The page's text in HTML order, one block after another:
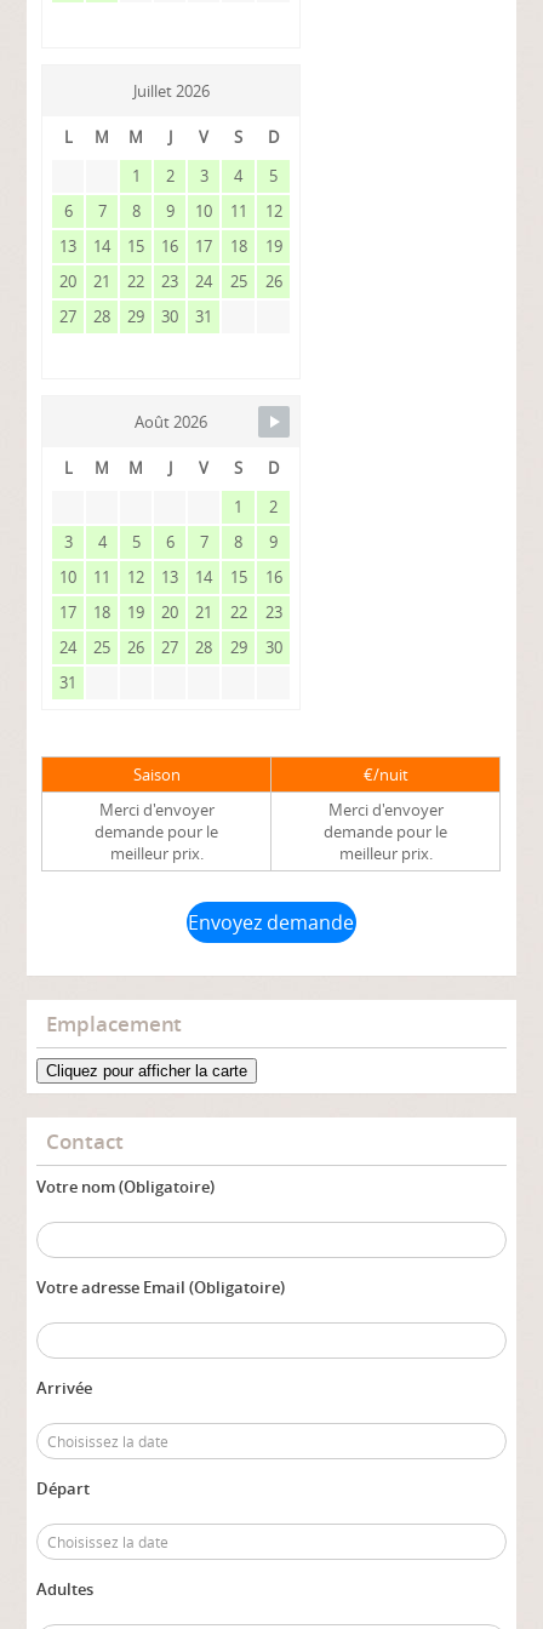
Juillet 2026
L M M J V S
D
1
2 3 4
5
6
7 8 9 10 11
12
13
14 15 16 17 18
19
20
21 22 23 24 25
26
27
28 29 30 31
Août 2026
L M M J V S
D
1
2
3
4 5 6 7 8
9
10
11 12 13 14 15
16
17
18 19 20 21 22
23
24
25 26 27 28 29
30
31
Saison
€/nuit
Merci d'envoyer
demande pour le
meilleur prix.
Merci d'envoyer
demande pour le
meilleur prix.
Envoyez demande
Emplacement
Cliquez pour afficher la carte
Contact
Votre nom (Obligatoire)
Votre adresse Email (Obligatoire)
Arrivée
Départ
Adultes